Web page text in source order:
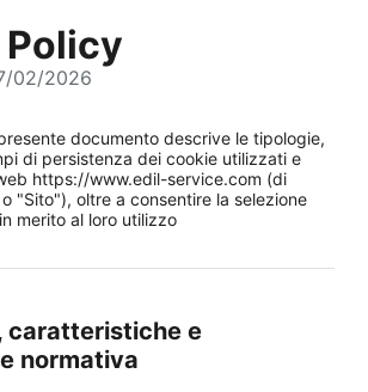
02/2026
documento descrive le tipologie,
di persistenza dei cookie utilizzati e
https://www.edil-service.com (di
"Sito"), oltre a consentire la selezione
merito al loro utilizzo
caratteristiche e
normativa